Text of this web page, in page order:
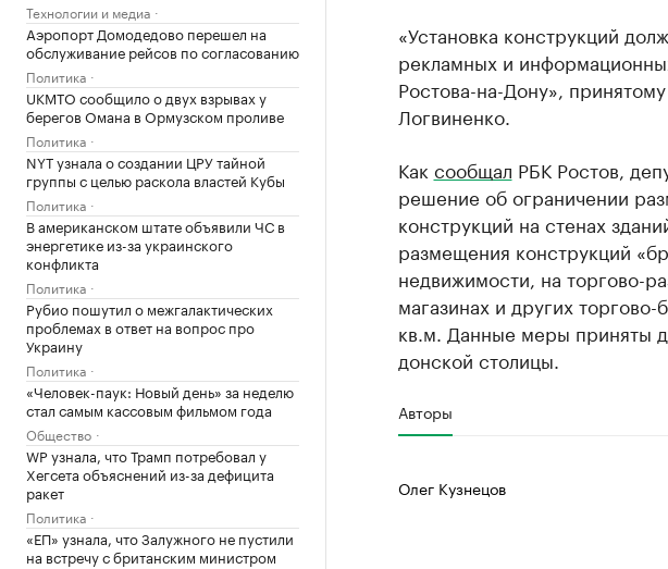
Технологии и медиа
Аэропорт Домодедово перешел на
обслуживание рейсов по согласованию
Политика
UKMTO сообщило о двух взрывах у
берегов Омана в Ормузском проливе
Политика
NYT узнала о создании ЦРУ тайной
группы с целью раскола властей Кубы
Политика
В американском штате объявили ЧС в
энергетике из-за украинского
конфликта
Политика
Рубио пошутил о межгалактических
проблемах в ответ на вопрос про
Украину
Политика
«Человек-паук: Новый день» за неделю
стал самым кассовым фильмом года
Общество
WP узнала, что Трамп потребовал у
Хегсета объяснений из-за дефицита
ракет
Политика
«ЕП» узнала, что Залужного не пустили
на встречу с британским министром
«Установка конструкций
рекламных и
Ростова-на-Дону»,
Логвиненко.
Как сообщал РБК Ростов,
решение об ограничении
конструкций на стенах
размещения конструкций
недвижимости, на торгово-
магазинах и других
кв.м. Данные меры приняты
донской столицы.
Авторы
Олег Кузнецов